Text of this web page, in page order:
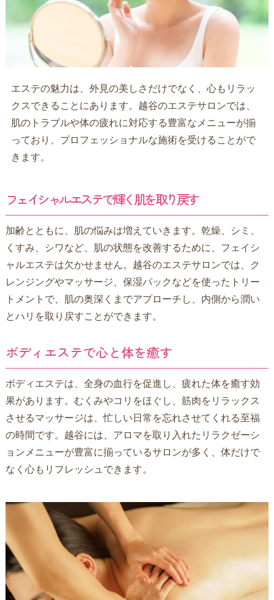
エステの魅力は、外見の美しさだけでなく、心もリラッ
クスできることにあります。越谷のエステサロンでは、
肌のトラブルや体の疲れに対応する豊富なメニューが揃
っており、プロフェッショナルな施術を受けることがで
きます。
フェイシャルエステで輝く肌を取り戻す
加齢とともに、肌の悩みは増えていきます。乾燥、シミ、
くすみ、シワなど、肌の状態を改善するために、フェイシ
ャルエステは欠かせません。越谷のエステサロンでは、ク
レンジングやマッサージ、保湿パックなどを使ったトリー
トメントで、肌の奥深くまでアプローチし、内側から潤い
とハリを取り戻すことができます。
ボディエステで心と体を癒す
ボディエステは、全身の血行を促進し、疲れた体を癒す効
果があります。むくみやコリをほぐし、筋肉をリラックス
させるマッサージは、忙しい日常を忘れさせてくれる至福
の時間です。越谷には、アロマを取り入れたリラクゼーシ
ョンメニューが豊富に揃っているサロンが多く、体だけで
なく心もリフレッシュできます。